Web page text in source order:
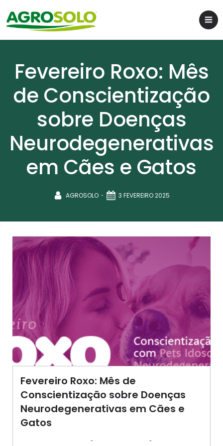
Fevereiro Roxo: Mês
de Conscientização
sobre Doenças
Neurodegenerativas
em Cães e Gatos
AGROSOLO - 3 FEVEREIRO 2025
Fevereiro Roxo: Mês de
Conscientização sobre Doenças
Neurodegenerativas em Cães e
Gatos
- -